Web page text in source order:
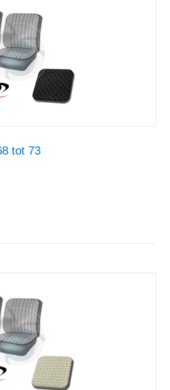
tot 73